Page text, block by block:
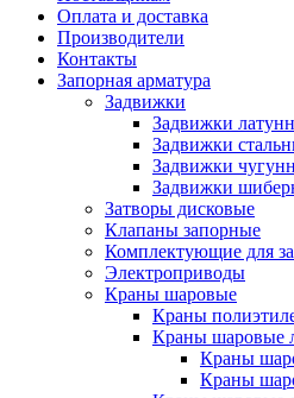
Оплата и доставка
Производители
Контакты
Запорная арматура
Задвижки
Задвижки
Задвижки
Задвижки
Задвижки
Затворы дисковые
Клапаны запорные
Комплектующие для
Электроприводы
Краны шаровые
Краны
Краны шаровые
Краны
Краны